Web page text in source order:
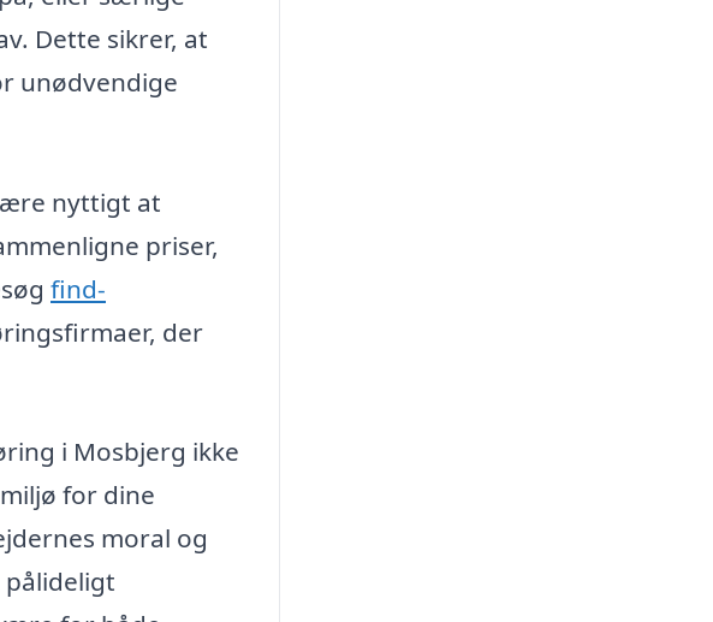
Dette sikrer, at
unødvendige
nyttigt at
priser,
find-
der
i Mosbjerg ikke
for dine
moral og